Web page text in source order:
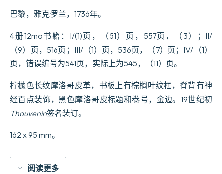
为
语
并
根
据
个
古
手
稿
行
巴黎，雅克·罗兰，1736年。
4册12mo书籍：I/(1)页，（51）页，557页，（3）；II/
（9）页，516页；III/（1）页，536页，（7）页；IV/（1）
页，错误编号为541页，实际上为545，（11）页。
柠檬色长纹摩洛哥皮革，书板上有棕榈叶纹框，脊背有神
经百点装饰，黑色摩洛哥皮标题和卷号，金边。19世纪初
Thouvenin签名装订。
162 x 95 mm。
阅读更多